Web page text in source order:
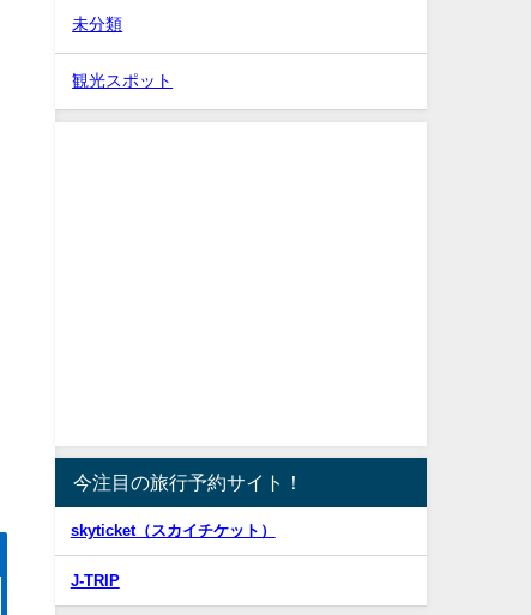
未分類
観光スポット
今注目の旅行予約サイト！
skyticket（スカイチケット）
J-TRIP